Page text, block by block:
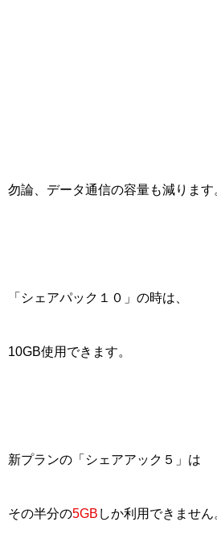
勿論、データ通信の容量も減ります
「シェアパック１０」の時は、
10GB使用できます。
新プランの「シェアアック５」は
その半分の5GB しか利用できません